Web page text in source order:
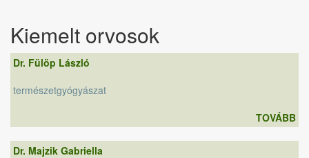
Kiemelt orvosok
Dr. Fülöp László
természetgyógyászat
TOVÁBB
Dr. Majzik Gabriella